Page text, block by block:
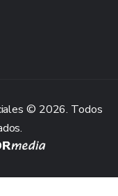
© 2026. Todos